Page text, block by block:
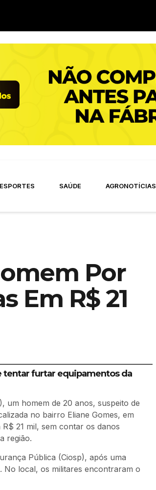
ESPORTES SAÚDE AGRONOTÍCIAS
Por
Em R$ 21
tentar furtar equipamentos da
um homem de 20 anos, suspeito de
no bairro Eliane Gomes, em
21 mil, sem contar os danos
região.
Pública (Ciosp), após uma
No local, os militares encontraram o